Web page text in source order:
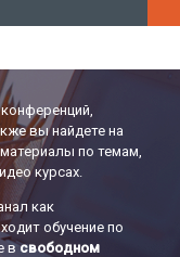
вы найдете на
по темам,
курсах.
как
обучение по
всвободном